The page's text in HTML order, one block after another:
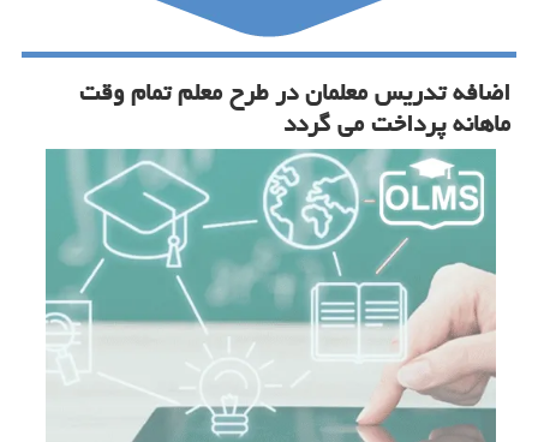
اضافه تدریس معلمان در طرح معلم تمام وقت
ماهانه پرداخت می گردد